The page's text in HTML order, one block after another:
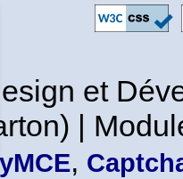
et
|
,